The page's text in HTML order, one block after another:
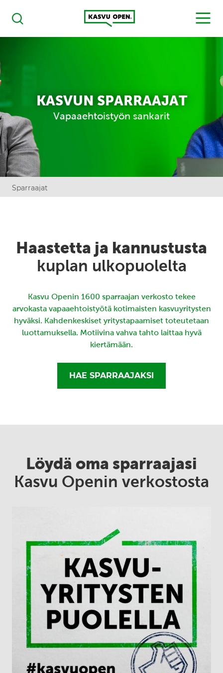
Haku
Kasvu Open
MENU
KASVUN SPARRAAJAT
Vapaaehtoistyön sankarit
Sparraajat
Haastetta ja kannustusta
kuplan ulkopuolelta
Kasvu Openin 1600 sparraajan verkosto tekee
arvokasta vapaaehtoistyötä kotimaisten kasvuyritysten
hyväksi. Kahdenkeskiset yritystapaamiset toteutetaan
luottamuksella. Motiivina vahva tahto laittaa hyvä
kiertämään.
HAE SPARRAAJAKSI
Löydä oma sparraajasi
Kasvu Openin verkostosta